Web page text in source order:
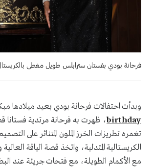
فرحانة بودي بفستان سترابلس طويل مغطى
وبدأت احتفالات فرحانة بودي بعيد ميلادها
birthday، ظهرت به فرحانة مرتدية فستانا
تغمره تطريزات الخرز الملون المتناثر على
الكريستالية المتدلية، واتخذ قصة الياقة
مع الأكمام الطويلة، مع فتحات جريئة عند